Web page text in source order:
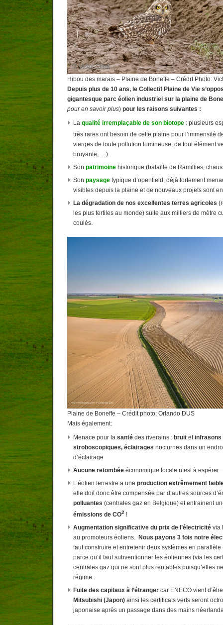
Hibou des marais – Plaine de Boneffe – Crédrt Photo:
Depuis plus de 10 ans, le Collectif Plaine de Vie
gigantesque parc éolien industriel sur la plaine de
pour en savoir plus) pour les raisons suivantes :
La qualité irremplaçable de son biotope : plusieurs
très rares ont besoin de cette plaine pour l’immensité
vierges de toute pollution lumineuse, de tout élément
bruyante, …).
Son patrimoine historique (bataille de Ramillies,
Son paysage typique d’openfield, déjà fortement
visibles depuis la plaine et de nouveaux projets sont
La dégradation de nos excellentes terres agricoles
les plus fertiles au monde) suite aux milliers de mètre
coulés.
Plaine de Boneffe – Crédit photo: Orlando DUS
Mais également:
Menace pour la santé des riverains : bruit etinfrasons
stroboscopiques, éclairages nocturnes dans un
d’éclairage
Aucune retombée économique locale n’est à
L’éolien terrestre a une production extrêmement
elle doit donc être compensée par d’autres sources
polluantes (centrales gaz en Belgique) et entrainent
émissions de CO2 !
Augmentation significative du prix de l’électricité via
au promoteurs éoliens. Nous payons 3 fois notre
faut construire et entretenir deux systèmes en
parce qu’il faut subventionner les éoliennes (via les
centrales gaz qui ne sont plus rentables puisqu’elles
régime.
Fuite des capitaux à l’étranger car ENECO vient
Mitsubishi (Japon) ainsi les certificats verts seront
japonaise après un passage dans des mains